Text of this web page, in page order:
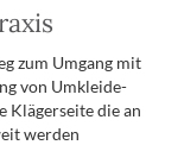
zum Umgang mit
von Umkleide-
Klägerseite die an
werden